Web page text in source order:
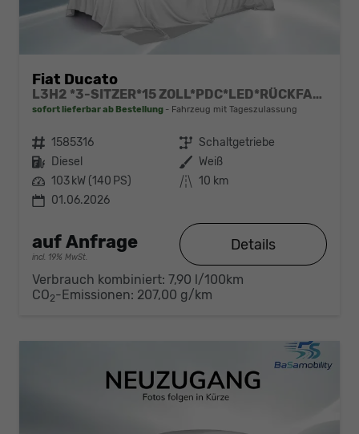
Fiat Ducato
L3H2 *3-SITZER*15 ZOLL*PDC*LED*RÜCKFAHRKAMERA*DAB*KLIMA*HECKTÜRE 260°*
sofort lieferbar ab Bestellung Fahrzeug mit Tageszulassung
Fahrzeugnr. 1585316 Getriebe Schaltgetriebe
Kraftstoff Diesel Außenfarbe Weiß
Leistung 103 kW (140 PS) Kilometerstand 10 km
01.06.2026
auf Anfrage
incl. 19% MwSt.
Details
Verbrauch kombiniert: 7,90 l/100km
CO2-Emissionen: 207,00 g/km